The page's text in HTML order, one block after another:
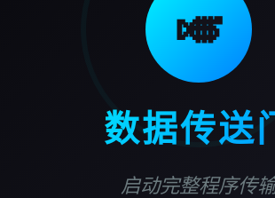
🎺
数据传送
启动完整程序传